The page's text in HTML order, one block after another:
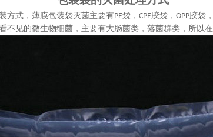
方式，薄膜包装袋灭菌主要有PE袋， CPE胶袋， OPP胶袋
见的微生物细菌，主要有大肠菌类，落菌群类，所以